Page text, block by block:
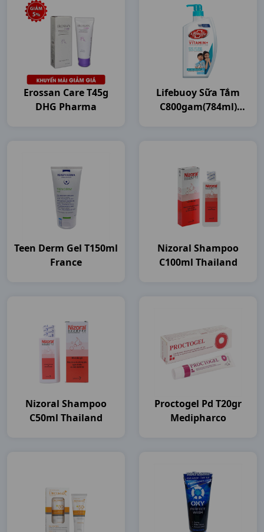
Erossan Care T45g
DHG Pharma
Lifebuoy Sữa Tắm
C800gam(784ml)
Teen Derm Gel T150ml
France
Nizoral Shampoo
C100ml Thailand
Nizoral Shampoo
C50ml Thailand
Proctogel Pd T20gr
Medipharco